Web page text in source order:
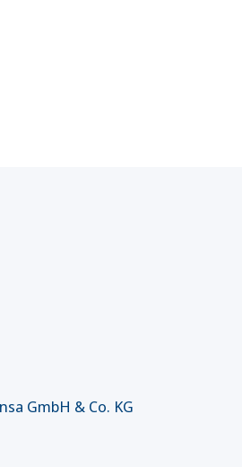
GmbH & Co. KG